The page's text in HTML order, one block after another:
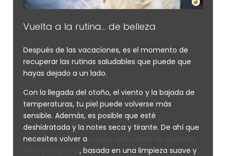
Vuelta a la rutina… de belleza
Después de las vacaciones, es el momento de
recuperar las rutinas saludables que puede que
hayas dejado a un lado.
Con la llegada del otoño, el viento y la bajada de
temperaturas, tu piel puede volverse más
sensible. Además, es posible que esté
deshidratada y la notes seca y tirante. De ahí que
necesites volver a
, basada en una limpieza suave y